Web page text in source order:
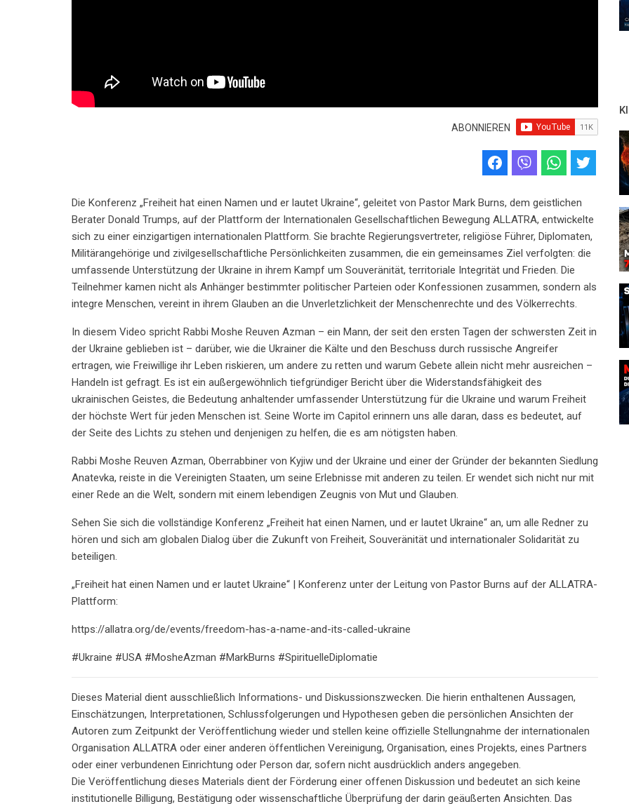
ABONNIEREN
Die Konferenz „Freiheit hat einen Namen und er lautet Ukraine“, geleitet von Pastor Mark Burns, dem geistlichen
Berater Donald Trumps, auf der Plattform der Internationalen Gesellschaftlichen Bewegung ALLATRA, entwickelte
sich zu einer einzigartigen internationalen Plattform. Sie brachte Regierungsvertreter, religiöse Führer, Diplomaten,
Militärangehörige und zivilgesellschaftliche Persönlichkeiten zusammen, die ein gemeinsames Ziel verfolgten: die
umfassende Unterstützung der Ukraine in ihrem Kampf um Souveränität, territoriale Integrität und Frieden. Die
Teilnehmer kamen nicht als Anhänger bestimmter politischer Parteien oder Konfessionen zusammen, sondern als
integre Menschen, vereint in ihrem Glauben an die Unverletzlichkeit der Menschenrechte und des Völkerrechts.
In diesem Video spricht Rabbi Moshe Reuven Azman – ein Mann, der seit den ersten Tagen der schwersten Zeit in
der Ukraine geblieben ist – darüber, wie die Ukrainer die Kälte und den Beschuss durch russische Angreifer
ertragen, wie Freiwillige ihr Leben riskieren, um andere zu retten und warum Gebete allein nicht mehr ausreichen –
Handeln ist gefragt. Es ist ein außergewöhnlich tiefgründiger Bericht über die Widerstandsfähigkeit des
ukrainischen Geistes, die Bedeutung anhaltender umfassender Unterstützung für die Ukraine und warum Freiheit
der höchste Wert für jeden Menschen ist. Seine Worte im Capitol erinnern uns alle daran, dass es bedeutet, auf
der Seite des Lichts zu stehen und denjenigen zu helfen, die es am nötigsten haben.
Rabbi Moshe Reuven Azman, Oberrabbiner von Kyjiw und der Ukraine und einer der Gründer der bekannten Siedlung
Anatevka, reiste in die Vereinigten Staaten, um seine Erlebnisse mit anderen zu teilen. Er wendet sich nicht nur mit
einer Rede an die Welt, sondern mit einem lebendigen Zeugnis von Mut und Glauben.
Sehen Sie sich die vollständige Konferenz „Freiheit hat einen Namen, und er lautet Ukraine“ an, um alle Redner zu
hören und sich am globalen Dialog über die Zukunft von Freiheit, Souveränität und internationaler Solidarität zu
beteiligen.
„Freiheit hat einen Namen und er lautet Ukraine“ | Konferenz unter der Leitung von Pastor Burns auf der ALLATRA-
Plattform:
https://allatra.org/de/events/freedom-has-a-name-and-its-called-ukraine
#Ukraine #USA #MosheAzman #MarkBurns #SpirituelleDiplomatie
Dieses Material dient ausschließlich Informations- und Diskussionszwecken. Die hierin enthaltenen Aussagen,
Einschätzungen, Interpretationen, Schlussfolgerungen und Hypothesen geben die persönlichen Ansichten der
Autoren zum Zeitpunkt der Veröffentlichung wieder und stellen keine offizielle Stellungnahme der internationalen
Organisation ALLATRA oder einer anderen öffentlichen Vereinigung, Organisation, eines Projekts, eines Partners
oder einer verbundenen Einrichtung oder Person dar, sofern nicht ausdrücklich anders angegeben.
Die Veröffentlichung dieses Materials dient der Förderung einer offenen Diskussion und bedeutet an sich keine
institutionelle Billigung, Bestätigung oder wissenschaftliche Überprüfung der darin geäußerten Ansichten. Das